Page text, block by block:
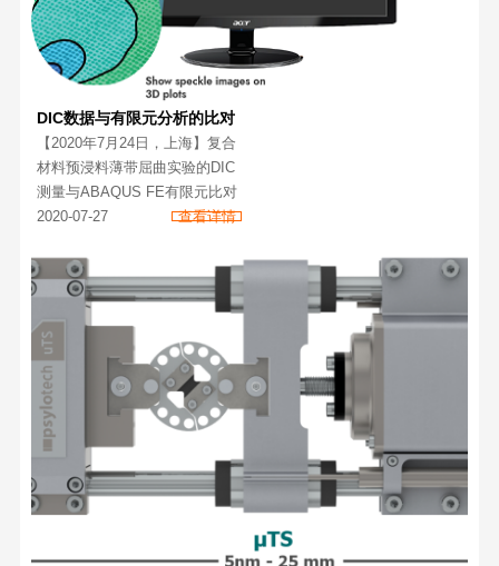
DIC数据与有限元分析的比对
【2020年7月24日，上海】复合
材料预浸料薄带屈曲实验的DIC
测量与ABAQUS FE有限元比对
2020-07-27
查看详情